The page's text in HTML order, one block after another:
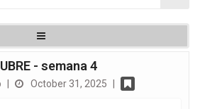
- semana 4
October 31, 2025